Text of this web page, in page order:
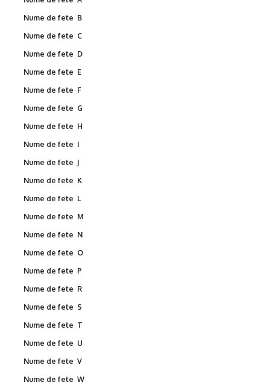
Nume de fete B
Nume de fete C
Nume de fete D
Nume de fete E
Nume de fete F
Nume de fete G
Nume de fete H
Nume de fete I
Nume de fete J
Nume de fete K
Nume de fete L
Nume de fete M
Nume de fete N
Nume de fete O
Nume de fete P
Nume de fete R
Nume de fete S
Nume de fete T
Nume de fete U
Nume de fete V
Nume de fete W